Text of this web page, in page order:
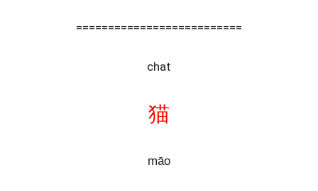
==========================
chat
猫
māo